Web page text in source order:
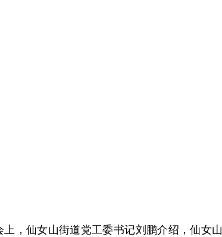
，仙女山街道党工委书记刘鹏介绍，仙女